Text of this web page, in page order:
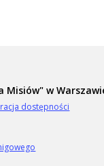
Misiów" w
dostępności